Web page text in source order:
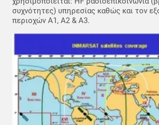
συχνότητες) υπηρεσίας καθώς και τον
περιοχών A1, A2 & A3.